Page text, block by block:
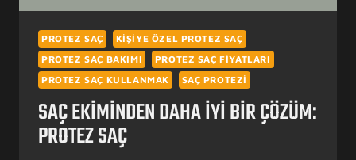
PROTEZ SAÇ
KIŞIYE ÖZEL PROTEZ SAÇ
PROTEZ SAÇ BAKIMI
PROTEZ SAÇ FIYATLARI
PROTEZ SAÇ KULLANMAK
SAÇ PROTEZI
SAÇ EKIMINDEN DAHA İYI BIR ÇÖZÜM:
PROTEZ SAÇ